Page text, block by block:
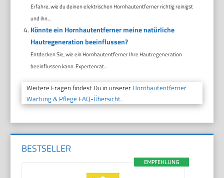
Erfahre, wie du deinen elektrischen Hornhautentferner richtig reinigst
und ihn...
Könnte ein Hornhautentferner meine natürliche
Hautregeneration beeinflussen?
Entdecken Sie, wie ein Hornhautentferner Ihre Hautregeneration
beeinflussen kann. Expertenrat...
Weitere Fragen findest Du in unserer Hornhautentferner
Wartung & Pflege FAQ-Übersicht.
BESTSELLER
EMPFEHLUNG